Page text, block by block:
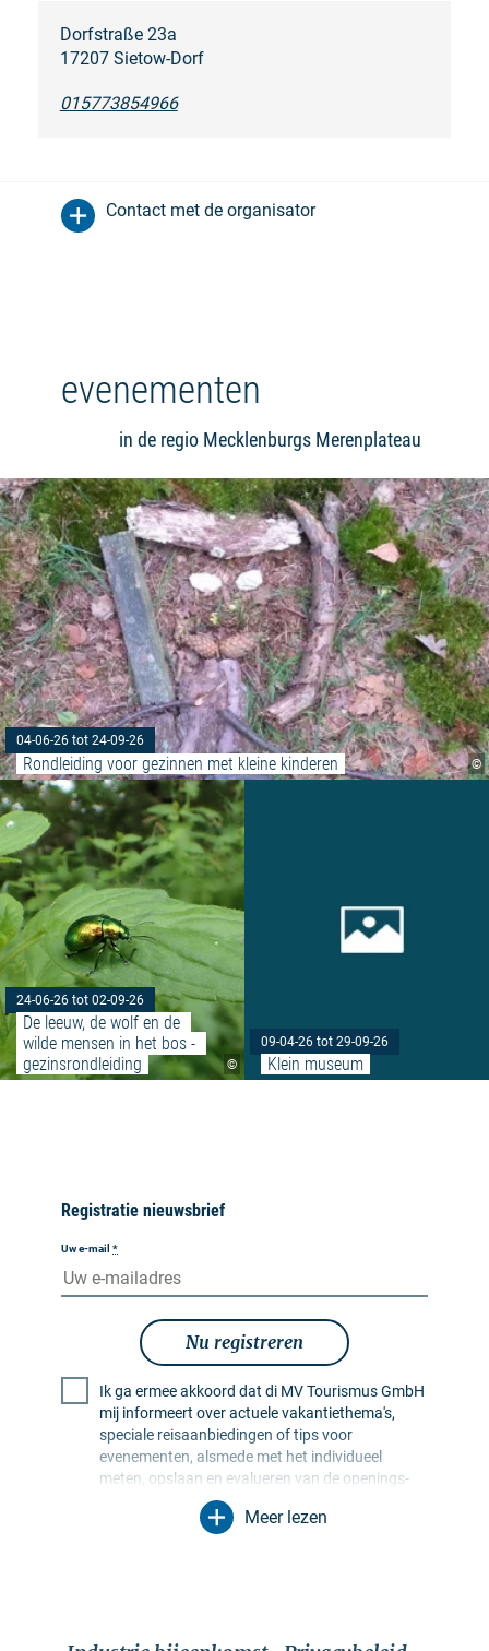
Dorfstraße 23a
17207 Sietow-Dorf
015773854966
Contact met de organisator
evenementen
in de regio Mecklenburgs Merenplateau
©
04-06-26 tot 24-09-26
Rondleiding voor gezinnen met kleine kinderen
©
24-06-26 tot 02-09-26
De leeuw, de wolf en de
wilde mensen in het bos -
gezinsrondleiding
09-04-26 tot 29-09-26
Klein museum
Registratie nieuwsbrief
Uw e-mail *
Nu registreren
Ik ga ermee akkoord dat di MV Tourismus GmbH
mij informeert over actuele vakantiethema's,
speciale reisaanbiedingen of tips voor
evenementen, alsmede met het individueel
meten, opslaan en evalueren van de openings-
en klikfrequentie in ontvangerprofielen ten
behoeve van de vormgeving van toekomstige
Meer lezen